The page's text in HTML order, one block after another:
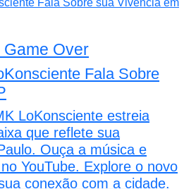
Over
Fala Sobre
LoKonsciente estreia
que reflete sua
Ouça a música e
YouTube. Explore o novo
conexão com a cidade.